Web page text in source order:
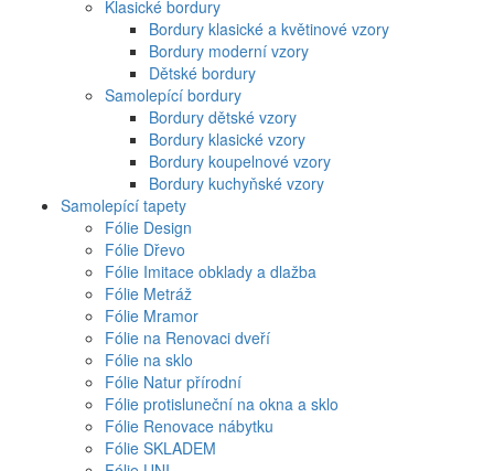
Klasické bordury
Bordury klasické a květinové vzory
Bordury moderní vzory
Dětské bordury
Samolepící bordury
Bordury dětské vzory
Bordury klasické vzory
Bordury koupelnové vzory
Bordury kuchyňské vzory
Samolepící tapety
Fólie Design
Fólie Dřevo
Fólie Imitace obklady a dlažba
Fólie Metráž
Fólie Mramor
Fólie na Renovaci dveří
Fólie na sklo
Fólie Natur přírodní
Fólie protisluneční na okna a sklo
Fólie Renovace nábytku
Fólie SKLADEM